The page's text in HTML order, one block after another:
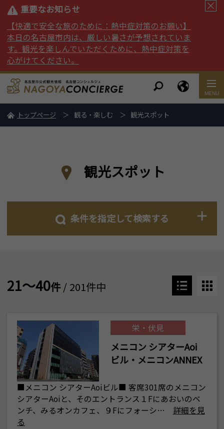
重要なお知らせ
【快適で安全な旅のために：熱中症対策のお願い】
本日の名古屋市内は、厳しい暑さが予想されていま
す。観光を楽しんでいただくために、熱中症対策を
心がけてください。
トップページ 観る・楽しむ 観光スポット
観光スポット
条件を指定して検索する
21～40件/ 201件中
栄・伏見
メニコン シアターAoi
ビル・メニコンANNEX
■メニコン シアターAoiビル■ 客席301席のメニコン
シアターAoiと、そのエントランス１Fにあおいのベ
ンチ、みるオンカフェ、９Fにフォーシ…
詳細を見
る